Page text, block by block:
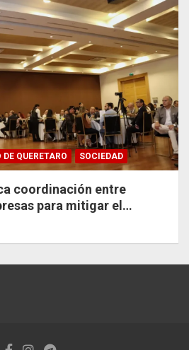
DE QUERETARO SOCIEDAD
coordinación entre
para mitigar el